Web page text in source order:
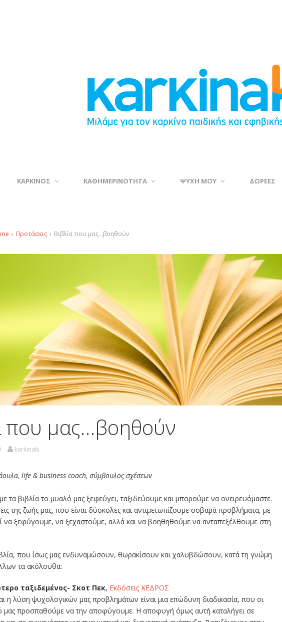
ΚΑΡΚΙΝΟΣ ΚΑΘΗΜΕΡΙΝΟΤΗΤΑ ΨΥΧΗ ΜΟΥ ΔΩΡΕΕΣ
› Προτάσεις › Βιβλία που μας…βοηθούν
που μας…βοηθούν
karkinaki
life & business coach, σύμβουλος σχέσεων
τα βιβλία το μυαλό μας ξεφεύγει, ταξιδεύουμε και μπορούμε να ονειρευόμαστε.
της ζωής μας, που είναι δύσκολες και αντιμετωπίζουμε σοβαρά προβλήματα, με
να ξεφύγουμε, να ξεχαστούμε, αλλά και να βοηθηθούμε να ανταπεξέλθουμε στη
που ίσως μας ενδυναμώσουν, θωρακίσουν και χαλυβδώσουν, κατά τη γνώμη
τα ακόλουθα:
ταξιδεμένος- Σκοτ Πεκ, Εκδόσεις ΚΕΔΡΟΣ
η λύση ψυχολογικών μας προβλημάτων είναι μια επώδυνη διαδικασία, που οι
μας προσπαθούμε να την αποφύγουμε. Η αποφυγή όμως αυτή καταλήγει σε